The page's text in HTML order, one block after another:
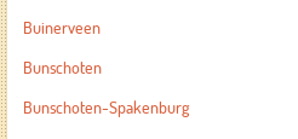
Buinerveen
Bunschoten
Bunschoten-Spakenburg